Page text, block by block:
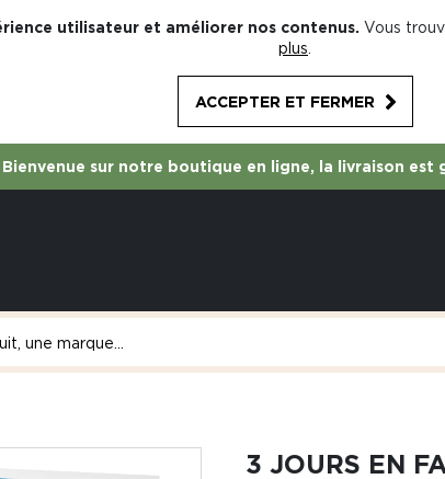
utilisateur et améliorer nos contenus. Vous
plus
ACCEPTER ET FERMER
Bienvenue sur notre boutique en ligne, la livraison est
3 JOURS EN